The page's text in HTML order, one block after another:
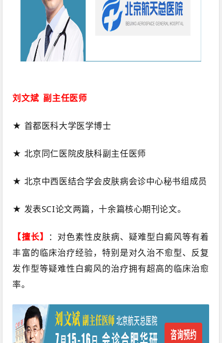
刘文斌 副主任医师
★ 首都医科大学医学博士
★ 北京同仁医院皮肤科副主任医师
★ 北京中西医结合学会皮肤病会诊中心秘书组成员
★ 发表SCI论文两篇，十余篇核心期刊论文。
【擅长】
：对色素性皮肤病、疑难型白癜风等有着
丰富的临床治疗经验，特别是对久治不愈型、反复
发作型等疑难性白癜风的治疗拥有超高的临床治愈
率。